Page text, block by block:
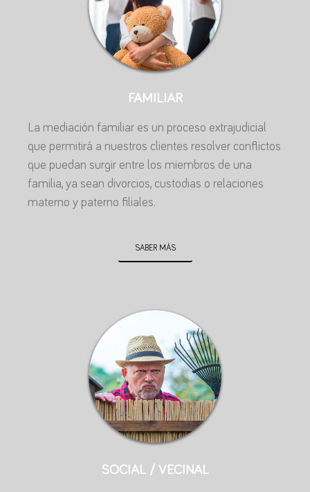
FAMILIAR
La mediación familiar es un proceso extrajudicial
que permitirá a nuestros clientes resolver conflictos
que puedan surgir entre los miembros de una
familia, ya sean divorcios, custodias o relaciones
materno y paterno filiales.
SABER MÁS
SOCIAL / VECINAL